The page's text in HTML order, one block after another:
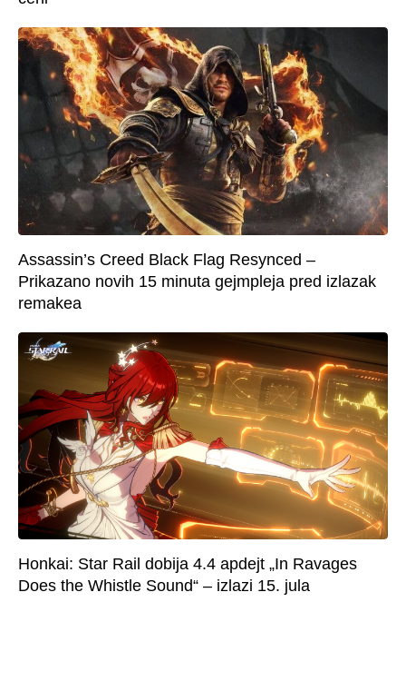
Assassin’s Creed Black Flag Resynced –
Prikazano novih 15 minuta gejmpleja pred izlazak
remakea
Honkai: Star Rail dobija 4.4 apdejt „In Ravages
Does the Whistle Sound“ – izlazi 15. jula